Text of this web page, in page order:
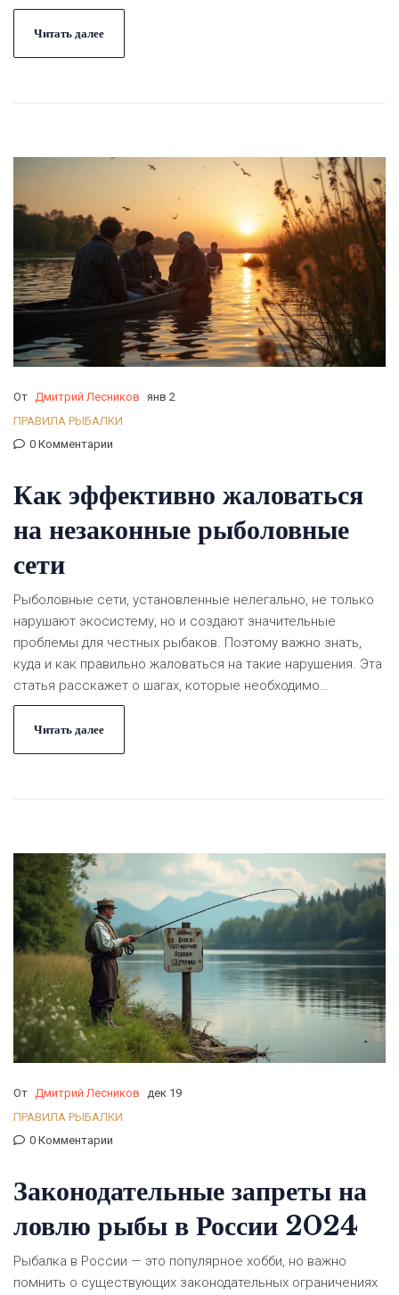
Читать далее
От Дмитрий Лесников янв 2
ПРАВИЛА РЫБАЛКИ
0 Комментарии
Как эффективно жаловаться
на незаконные рыболовные
сети
Рыболовные сети, установленные нелегально, не только
нарушают экосистему, но и создают значительные
проблемы для честных рыбаков. Поэтому важно знать,
куда и как правильно жаловаться на такие нарушения. Эта
статья расскажет о шагах, которые необходимо
предпринять для борьбы с незаконными практиками в
рыбной ловле, и поделится некоторыми советами по
защите природных ресурсов.
Читать далее
От Дмитрий Лесников дек 19
ПРАВИЛА РЫБАЛКИ
0 Комментарии
Законодательные запреты на
ловлю рыбы в России 2024
Рыбалка в России — это популярное хобби, но важно
помнить о существующих законодательных ограничениях